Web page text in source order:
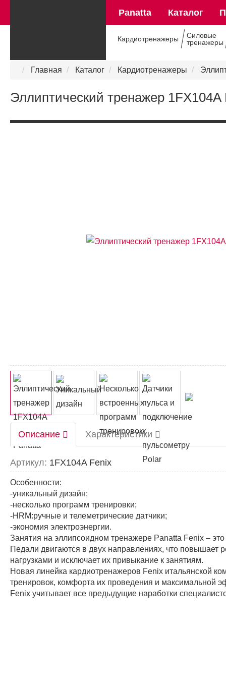
Panatta Каталог
Кардиотренажеры
Силовые
тренажеры
Главная Каталог Кардиотренажеры
Эллиптический тренажер 1FX104A
Описание Характеристики
Артикул: 1FX104A Fenix
Особенности:
-уникальный дизайн;
-несколько программ тренировки;
-HRM:ручные и телеметрические датчики;
-экономия электроэнергии.
Занятия на эллипсоидном тренажере Panatta Fenix –
Педали двигаются в двух направлениях, что повышает
нагрузками и исключает их привыкание к занятиям.
Новая линейка кардиотренажеров Fenix итальянской
тренировок, комфорта их проведения и максимальной
Fenix учитывает все предыдущие наработки